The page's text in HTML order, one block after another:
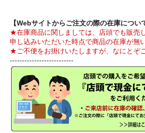
【Webサイトからご注文の際の在庫につい
★在庫商品に関しましては、店頭でも販売
申し込みいただいた時点で商品の在庫が無
★ご不便をお掛けいたしますが、なにとぞ
--------------------------